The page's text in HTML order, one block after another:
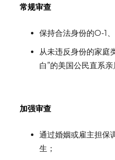
常规审查
保持合法身份的O-1
从未违反身份的家庭
白”的美国公民直系亲
加强审查
通过婚姻或雇主担保
生；